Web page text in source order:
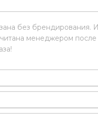
без брендирования.
менеджером после